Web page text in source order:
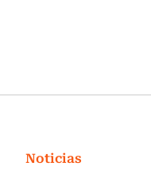
Noticias